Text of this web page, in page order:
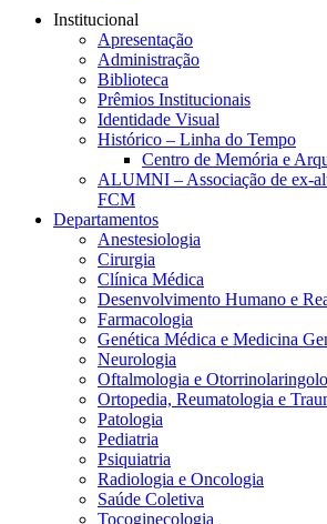
Institucional
Apresentação
Administração
Biblioteca
Prêmios Institucionais
Identidade Visual
Histórico – Linha do Tempo
Centro de Memória e
ALUMNI – Associação de ex-
FCM
Departamentos
Anestesiologia
Cirurgia
Clínica Médica
Desenvolvimento Humano e
Farmacologia
Genética Médica e Medicina
Neurologia
Oftalmologia e
Ortopedia, Reumatologia e
Patologia
Pediatria
Psiquiatria
Radiologia e Oncologia
Saúde Coletiva
Tocoginecologia